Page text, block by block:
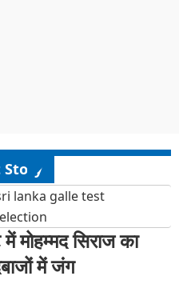
Story
lanka galle test
सिराज का
में जंग